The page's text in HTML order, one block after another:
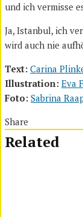
und ich vermisse
Ja, Istanbul, ich
wird auch nie
Text: Carina
Illustration: Eva
Foto: Sabrina
Share
Related